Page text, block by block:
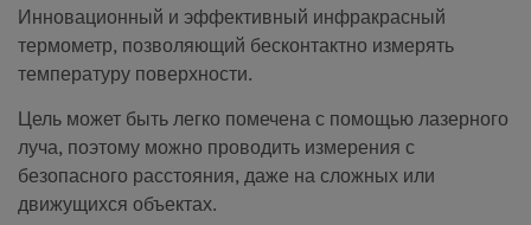
Инновационный и эффективный инфракрасный
термометр, позволяющий бесконтактно измерять
температуру поверхности.
Цель может быть легко помечена с помощью лазерного
луча, поэтому можно проводить измерения с
безопасного расстояния, даже на сложных или
движущихся объектах.